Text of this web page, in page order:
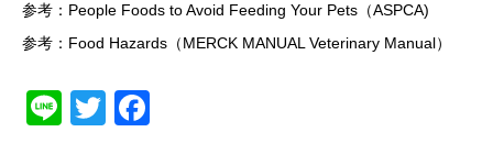
参考： People Foods to Avoid Feeding Your Pets（ASPCA)
参考： Food Hazards（MERCK MANUAL Veterinary Manual）
LineTwitter